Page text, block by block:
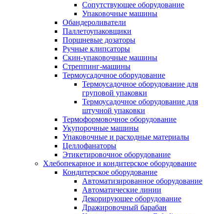
Сопутствующее оборудование
Упаковочные машины
Обандероливатели
Паллетоупаковщики
Поршневые дозаторы
Ручные клипсаторы
Скин-упаковочные машины
Стреппинг-машины
Термоусадочное оборудование
Термоусадочное оборудование для
груповой упаковки
Термоусадочное оборудование для
штучной упаковки
Термоформовочное оборудование
Укупорочные машины
Упаковочные и расходные материалы
Целлофанаторы
Этикетировочное оборудование
Хлебопекарное и кондитерское оборудование
Кондитерское оборудование
Автоматизированное оборудование
Автоматические линии
Декорирующее оборудование
Дражировочный барабан